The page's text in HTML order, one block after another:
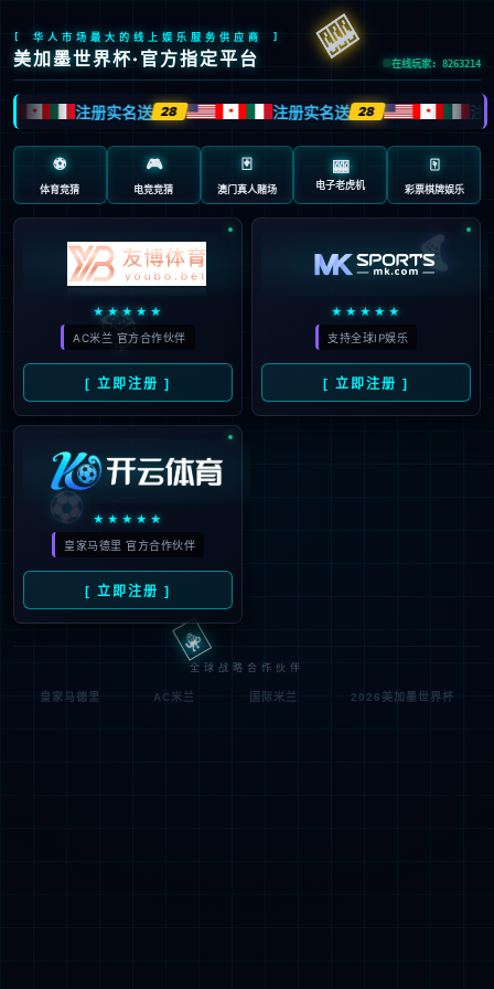
抱歉，页面无法访问...
可能原因：网址有错误 >请检查地址是否完整或存在多余字
符;
网址已失效 >可能页面已删除，活动已下线等
返回首页